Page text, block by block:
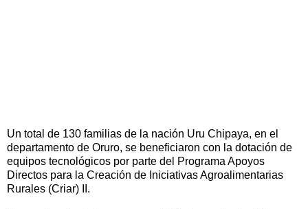
Un total de 130 familias de la nación Uru Chipaya, en el
departamento de Oruro, se beneficiaron con la dotación de
equipos tecnológicos por parte del Programa Apoyos
Directos para la Creación de Iniciativas Agroalimentarias
Rurales (Criar) II.